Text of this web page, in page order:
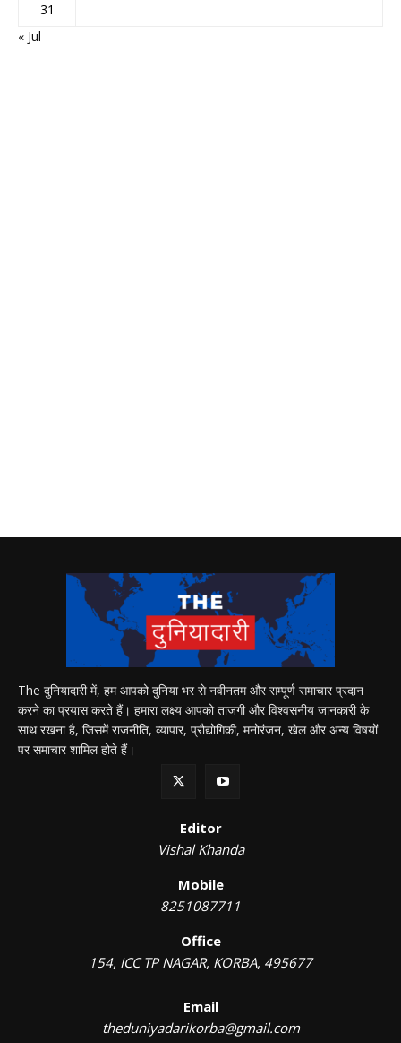
31
« Jul
The दुनियादारी में, हम आपको दुनिया भर से नवीनतम और सम्पूर्ण समाचार प्रदान
करने का प्रयास करते हैं। हमारा लक्ष्य आपको ताजगी और विश्वसनीय जानकारी के
साथ रखना है, जिसमें राजनीति, व्यापार, प्रौद्योगिकी, मनोरंजन, खेल और अन्य विषयों
पर समाचार शामिल होते हैं।
Editor
Vishal Khanda
Mobile
8251087711
Office
154, ICC TP NAGAR, KORBA, 495677
Email
theduniyadarikorba@gmail.com